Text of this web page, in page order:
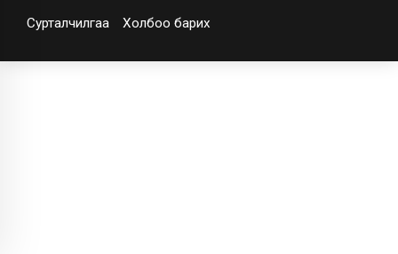
Сурталчилгаа Холбоо барих